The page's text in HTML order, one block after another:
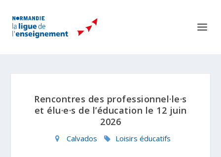
Rencontres des professionnel·le·s
et élu·e·s de l’éducation le 12 juin
2026
Calvados Loisirs éducatifs